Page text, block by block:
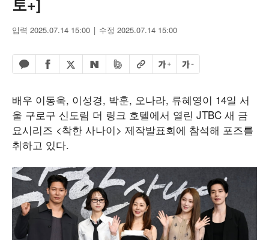
입력 2025.07.14 15:00 수정 2025.07.14 15:00
카카오톡 공유하기
페이스북 공유하기
엑스 공유하기
네이버 공유하기
밴드 공유하기
URL복사글자 크게글자 작게
배우 이동욱, 이성경, 박훈, 오나라, 류혜영이 14일 서
울 구로구 신도림 더 링크 호텔에서 열린 JTBC 새 금
요시리즈 <착한 사나이> 제작발표회에 참석해 포즈를
취하고 있다.